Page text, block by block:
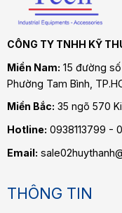
CÔNG TY TNHH KỸ
Miền Nam: 15 đường số
Phường Tam Bình ,
Miền Bắc: 35 ngõ 570
Hotline: 0938113799 -
Email:
THÔNG TIN